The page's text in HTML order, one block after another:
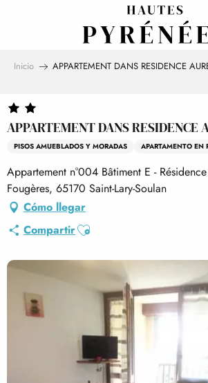
Inicio APPARTEMENT DANS RESIDENCE
APPARTEMENT DANS RESIDENCE
PISOS AMUEBLADOS Y MORADAS APARTAMENTO EN
Appartement n°004 Bâtiment E -
Fougères, 65170 Saint-Lary-Soulan
Cómo llegar
CompartirAjouter aux favoris